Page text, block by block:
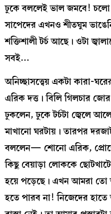
ঢুকে বললেই ভাল জমবে!
সাপেদের এখনও শীতঘুম
শক্তিশালী টর্চ আছে। ওটা
সবই…
অনিচ্ছাসত্ত্বেয় একটা কারা-
এরিক দত্ত। বিলি গিলচার
ঢুকলেন, ঢুকে টর্চটা জ্বেলে
মাখানো ঘরটায়। তারপর
বললেন— শোনো এরিক,
কিছু বেয়াড়া লোককে
হয়ে পড়েছে। এখন আমরা তো
হতে পারব না! নিজেদের